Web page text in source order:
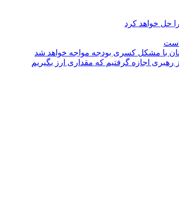
حل خواهد کرد
است
با مشکل کسری بودجه مواجه خواهد شد
اجازه گرفتیم که مقداری ارز بگیریم